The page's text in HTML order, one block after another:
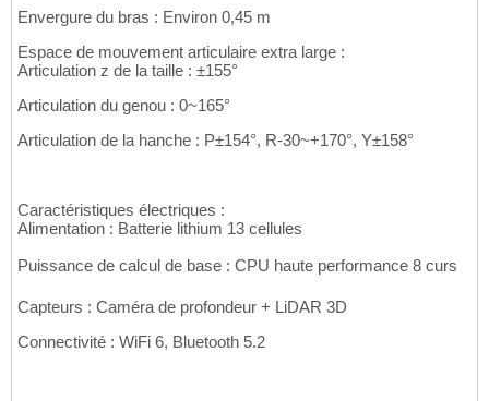
Envergure du bras : Environ 0,45 m
Espace de mouvement articulaire extra large :
Articulation z de la taille : ±155°
Articulation du genou : 0~165°
Articulation de la hanche : P±154°, R-30~+170°, Y±158°
Caractéristiques électriques :
Alimentation : Batterie lithium 13 cellules
Puissance de calcul de base : CPU haute performance 8 curs
Capteurs : Caméra de profondeur + LiDAR 3D
Connectivité : WiFi 6, Bluetooth 5.2